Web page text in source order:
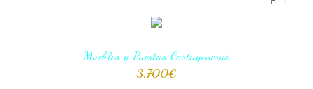
Muebles y Puertas Cartageneras
3,700€